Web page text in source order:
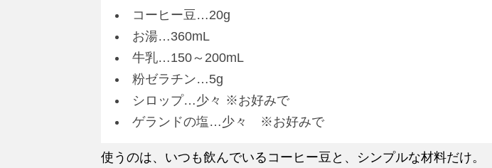
コーヒー豆…20g
お湯…360mL
牛乳…150～200mL
粉ゼラチン…5g
シロップ…少々 ※お好みで
ゲランドの塩…少々 ※お好みで
使うのは、いつも飲んでいるコーヒー豆と、シンプルな材料だけ。